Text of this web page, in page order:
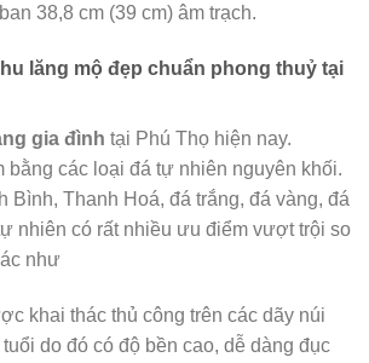
38,8 cm (39 cm) âm trạch.
lăng mộ đẹp chuẩn phong thuỷ tại
gia đình tại Phú Thọ hiện nay.
các loại đá tự nhiên nguyên khối.
Bình, Thanh Hoá, đá trắng, đá vàng, đá
nhiên có rất nhiều ưu điểm vượt trội so
như
khai thác thủ công trên các dãy núi
tuổi do đó có độ bền cao, dễ dàng đục